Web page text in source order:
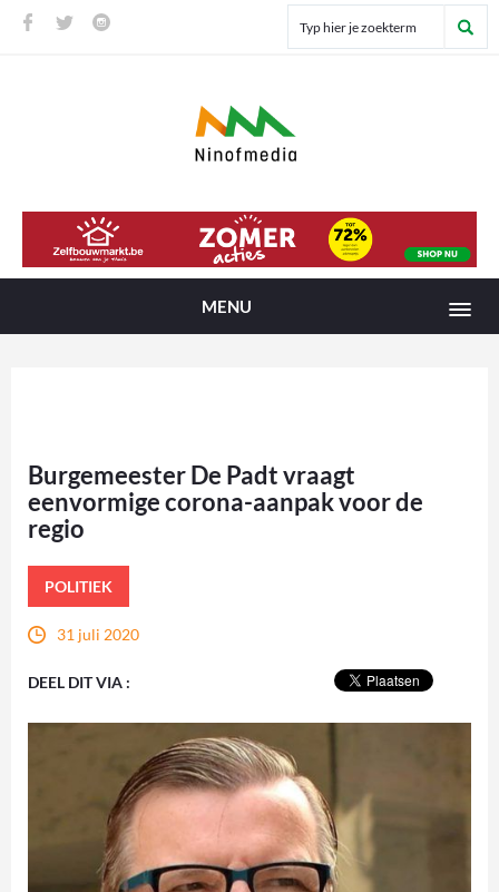
MENU
Burgemeester De Padt vraagt
eenvormige corona-aanpak voor de
regio
POLITIEK
31 juli 2020
DEEL DIT VIA :